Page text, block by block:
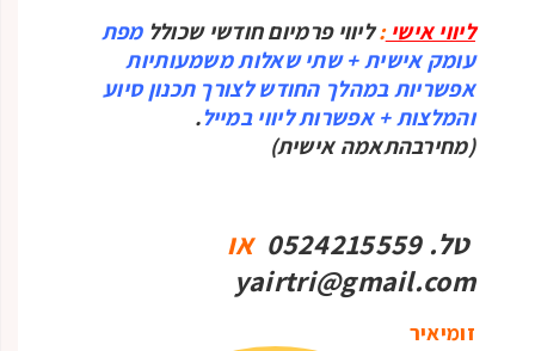
ליווי אישי:ליווי פרמיום חודשי שכוללמפת
עומק אישית + שתי שאלות משמעותיות
אפשריות במהלך החודש לצורך תכנון סיוע
והמלצות + אפשרות ליווי במייל.
(מחירבהתאמה אישית)
טל. 0524215559
או
yairtri@gmail.com
זומיאיר